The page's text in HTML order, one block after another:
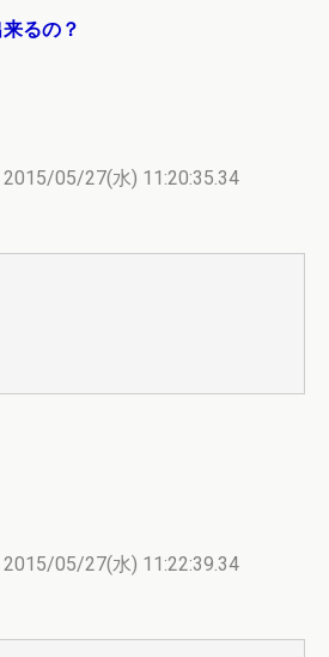
るの？
2015/05/27(水) 11:20:35.34
2015/05/27(水) 11:22:39.34